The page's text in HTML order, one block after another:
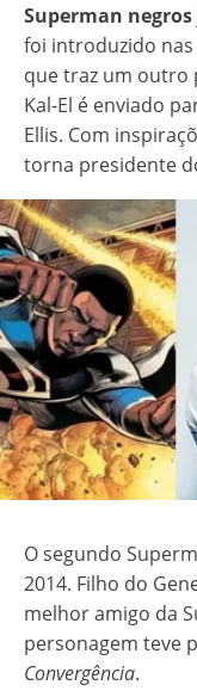
Superman negros
foi introduzido nas
que traz um outro
Kal-El é enviado
Ellis. Com
torna presidente
O segundo
2014. Filho do
melhor amigo da
personagem teve
Convergência.